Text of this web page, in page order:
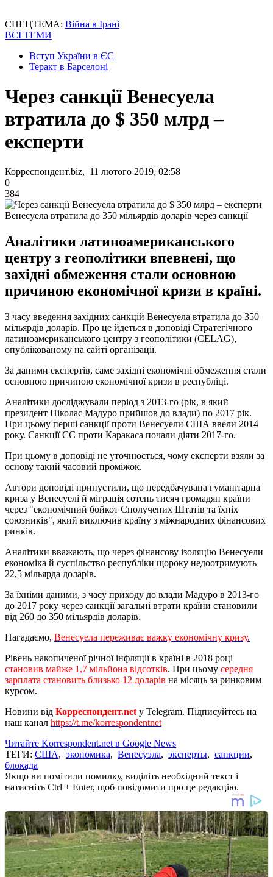
СПЕЦТЕМА: Війна в Ірані
ВСІ ТЕМИ
Вступ України в ЄС
Теракт в Барселоні
Через санкції Венесуела
втратила до $ 350 млрд –
експерти
Корреспондент.biz, 11 лютого 2019, 02:58
0
384
Венесуела втратила до 350 мільярдів доларів через санкції
Аналітики латиноамериканського
центру з геополітики впевнені, що
західні обмеження стали основною
причиною економічної кризи в країні.
З часу введення західних санкцій Венесуела втратила до 350
мільярдів доларів. Про це йдеться в доповіді Стратегічного
латиноамериканського центру з геополітики (CELAG),
опублікованому на сайті організації.
За даними експертів, саме західні економічні обмеження стали
основною причиною економічної кризи в республіці.
Аналітики досліджували період з 2013-го (рік, в який
президент Ніколас Мадуро прийшов до влади) по 2017 рік.
При цьому перші санкції проти Венесуели США ввели 2014
року. Санкції ЄС проти Каракаса почали діяти 2017-го.
При цьому в доповіді не уточнюється, чому експерти взяли за
основу такий часовий проміжок.
Автори доповіді припустили, що передбачувана гуманітарна
криза у Венесуелі й міграція сотень тисяч громадян країни
через "економічний бойкот Сполучених Штатів та їхніх
союзників", який виключив країну з міжнародних фінансових
ринків.
Аналітики вважають, що через фінансову ізоляцію Венесуели
економіка й суспільство республіки щороку недоотримують
22,5 мільярда доларів.
За їхніми даними, з часу приходу до влади Мадуро в 2013-го
до 2017 року через санкції загальні втрати країни становили
від 260 до 350 мільярдів доларів.
Нагадаємо, Венесуела переживає важку економічну кризу.
Рівень накопиченої річної інфляції в країні в 2018 році
становив майже 1,7 мільйона відсотків. При цьому середня
зарплата становить близько 12 доларів на місяць за ринковим
курсом.
Новини від Корреспондент.net у Telegram. Підписуйтесь на
наш канал https://t.me/korrespondentnet
Читайте Korrespondent.net в Google News
ТЕГИ: США, экономика, Венесуэла, эксперты, санкции,
блокада
Якщо ви помітили помилку, виділіть необхідний текст і
натисніть Ctrl + Enter, щоб повідомити про це редакцію.